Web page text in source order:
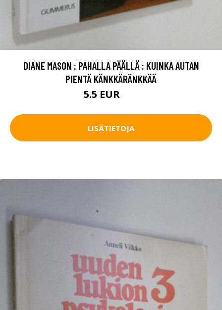
DIANE MASON : PAHALLA PÄÄLLÄ : KUINKA AUTAN
PIENTÄ KÄNKKÄRÄNKKÄÄ
5.5 EUR
LISÄTIETOJA